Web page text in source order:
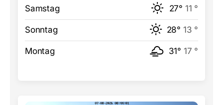
Samstag 27° 11 °
Sonntag 28° 13 °
Montag 31° 17 °